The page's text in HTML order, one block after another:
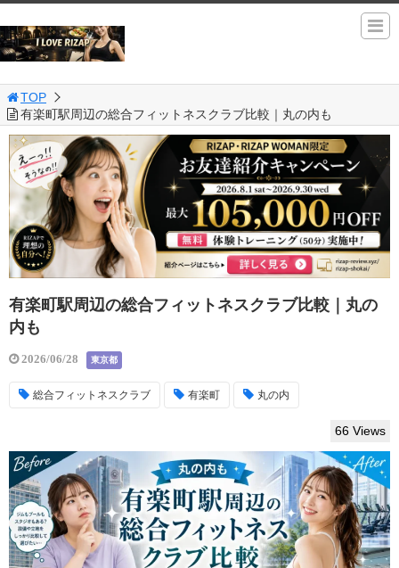
TOP
有楽町駅周辺の総合フィットネスクラブ比較｜丸の内も
有楽町駅周辺の総合フィットネスクラブ比較｜丸の
内も
2026/06/28 東京都
総合フィットネスクラブ 有楽町 丸の内
66 Views